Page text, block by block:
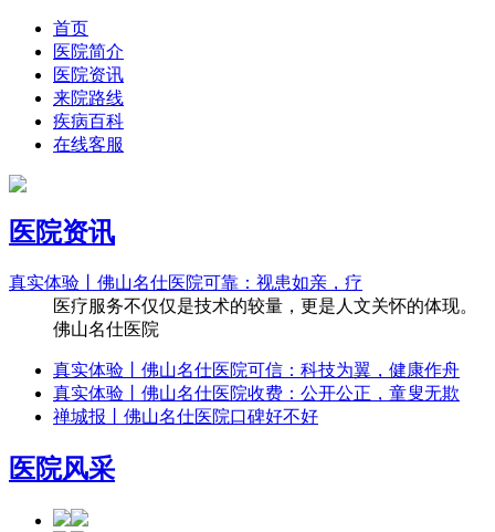
首页
医院简介
医院资讯
来院路线
疾病百科
在线客服
医院资讯
真实体验丨佛山名仕医院可靠：视患如亲，疗
医疗服务不仅仅是技术的较量，更是人文关怀的体现。
佛山名仕医院
真实体验丨佛山名仕医院可信：科技为翼，健康作舟
真实体验丨佛山名仕医院收费：公开公正，童叟无欺
禅城报丨佛山名仕医院口碑好不好
医院风采